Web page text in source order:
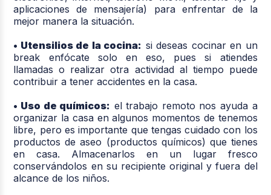
aplicaciones de mensajería) para enfrentar de la
mejor manera la situación.
• Utensilios de la cocina: si deseas cocinar en un
break enfócate solo en eso, pues si atiendes
llamadas o realizar otra actividad al tiempo puede
contribuir a tener accidentes en la casa.
• Uso de químicos: el trabajo remoto nos ayuda a
organizar la casa en algunos momentos de tenemos
libre, pero es importante que tengas cuidado con los
productos de aseo (productos químicos) que tienes
en casa. Almacenarlos en un lugar fresco
conservándolos en su recipiente original y fuera del
alcance de los niños.